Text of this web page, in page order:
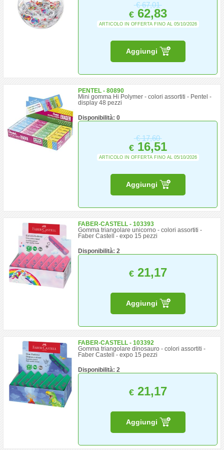
€67,01
€62,83
ARTICOLO IN OFFERTA FINO AL 05/10/2026
Aggiungi
PENTEL - 80890
Mini gomma Hi Polymer - colori assortiti - Pentel -
display 48 pezzi
Disponibilità: 0
€17,60
€16,51
ARTICOLO IN OFFERTA FINO AL 05/10/2026
Aggiungi
FABER-CASTELL - 103393
Gomma triangolare unicorno - colori assortiti -
Faber Castell - expo 15 pezzi
Disponibilità: 2
€21,17
Aggiungi
FABER-CASTELL - 103392
Gomma triangolare dinosauro - colori assortiti -
Faber Castell - expo 15 pezzi
Disponibilità: 2
€21,17
Aggiungi